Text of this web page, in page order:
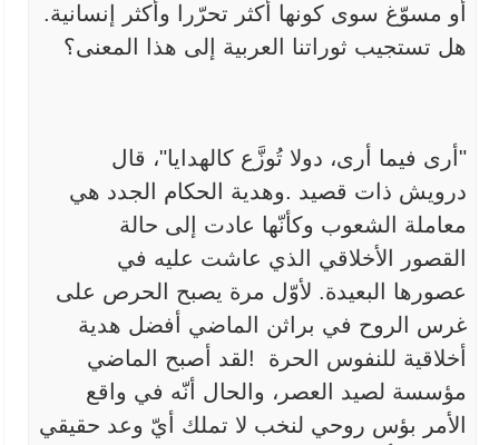
أو مسوّغ سوى كونها أكثر تحرّرا وأكثر إنسانية.
هل تستجيب ثوراتنا
العربية إلى هذا المعنى؟
" أرى فيما أرى، دولا تُوزَّع كالهدايا"، قال
درويش ذات قصيد .وهدية الحكام الجدد هي
معاملة الشعوب وكأنّها عادت إلى حالة
القصور
الأخلاقي الذي عاشت عليه في
عصورها البعيدة. لأوّل مرة يصبح الحرص على
غرس
الروح في براثن الماضي أفضل هدية
أخلاقية للنفوس الحرة
!لقد أصبح الماضي
مؤسسة لصيد العصر، والحال أنّه في واقع
الأمر بؤس روحي لنخب لا تملك أيّ وعد حقيقي